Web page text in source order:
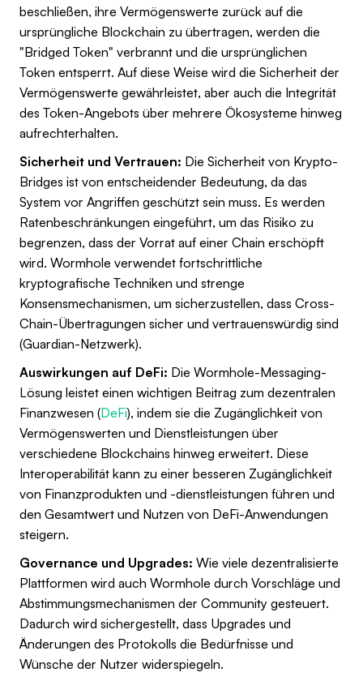
beschließen, ihre Vermögenswerte zurück auf die
ursprüngliche Blockchain zu übertragen, werden die
"Bridged Token" verbrannt und die ursprünglichen
Token entsperrt. Auf diese Weise wird die Sicherheit der
Vermögenswerte gewährleistet, aber auch die Integrität
des Token-Angebots über mehrere Ökosysteme hinweg
aufrechterhalten.
Sicherheit und Vertrauen: Die Sicherheit von Krypto-
Bridges ist von entscheidender Bedeutung, da das
System vor Angriffen geschützt sein muss. Es werden
Ratenbeschränkungen eingeführt, um das Risiko zu
begrenzen, dass der Vorrat auf einer Chain erschöpft
wird. Wormhole verwendet fortschrittliche
kryptografische Techniken und strenge
Konsensmechanismen, um sicherzustellen, dass Cross-
Chain-Übertragungen sicher und vertrauenswürdig sind
(Guardian-Netzwerk).
Auswirkungen auf DeFi: Die Wormhole-Messaging-
Lösung leistet einen wichtigen Beitrag zum dezentralen
Finanzwesen (DeFi), indem sie die Zugänglichkeit von
Vermögenswerten und Dienstleistungen über
verschiedene Blockchains hinweg erweitert. Diese
Interoperabilität kann zu einer besseren Zugänglichkeit
von Finanzprodukten und -dienstleistungen führen und
den Gesamtwert und Nutzen von DeFi-Anwendungen
steigern.
Governance und Upgrades: Wie viele dezentralisierte
Plattformen wird auch Wormhole durch Vorschläge und
Abstimmungsmechanismen der Community gesteuert.
Dadurch wird sichergestellt, dass Upgrades und
Änderungen des Protokolls die Bedürfnisse und
Wünsche der Nutzer widerspiegeln.